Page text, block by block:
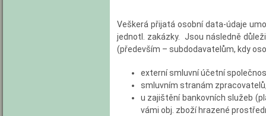
Veškerá přijatá osobní data-údaje
jednotl. zakázky.
Jsou následně
(především – subdodavatelům, kdy
externí smluvní účetní
smluvním stranám
u zajištění bankovních služeb
vámi obj. zboží hrazené